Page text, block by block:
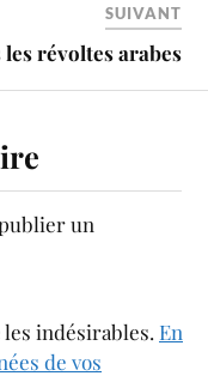
SUIVANT
révoltes arabes
un
indésirables. En
de vos